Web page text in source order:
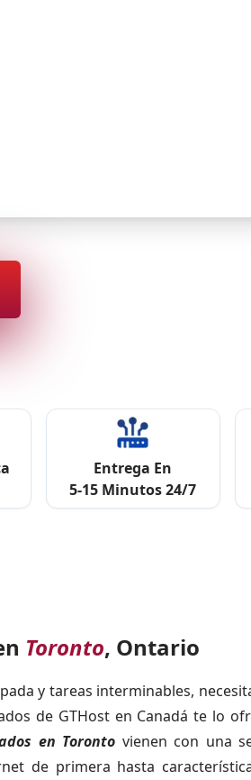
Entrega En
5-15 Minutos 24/7
Toronto, Ontario
y tareas interminables,
de GTHost en Canadá te lo
en Toronto vienen con una
de primera hasta